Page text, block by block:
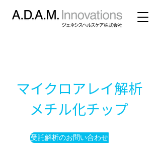
マイクロアレイ解析
メチル化チップ
受託解析のお問い合わせ